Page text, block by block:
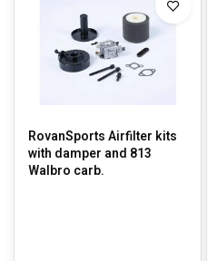
RovanSports Airfilter kits
with damper and 813
Walbro carb.